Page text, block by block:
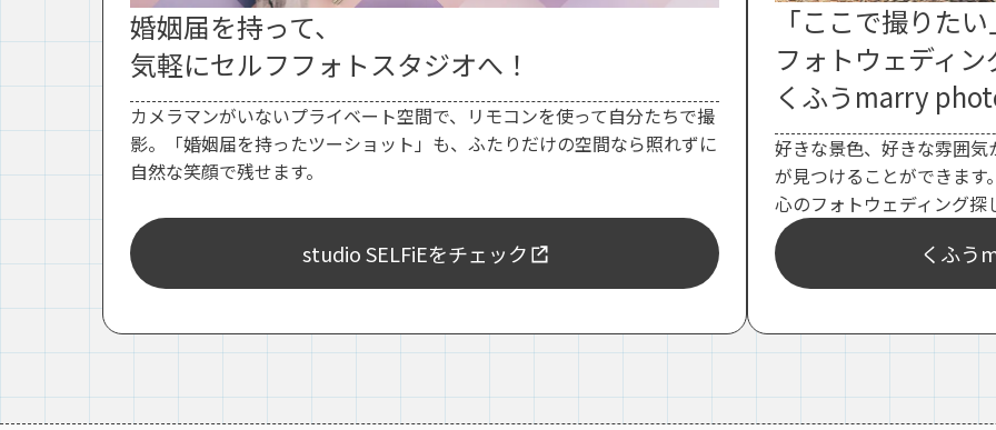
婚姻届を持って、
気軽にセルフフォトスタジオへ！
カメラマンがいないプライベート空間で、リモコンを使って自分たちで撮
影。「婚姻届を持ったツーショット」も、ふたりだけの空間なら照れずに
自然な笑顔で残せます。
studio SELFiEをチェック
「ここで撮りた
フォトウェディ
くふうmarry
好きな景色、好きな雰囲
が見つけることができま
心のフォトウェディング探
くふう